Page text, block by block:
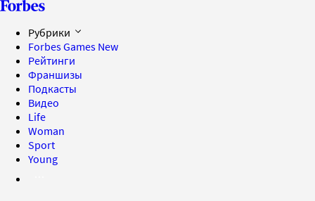
Рубрики
Forbes Games New
Рейтинги
Франшизы
Подкасты
Видео
Life
Woman
Sport
Young